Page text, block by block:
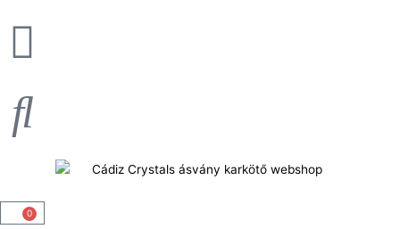
0
Kosár